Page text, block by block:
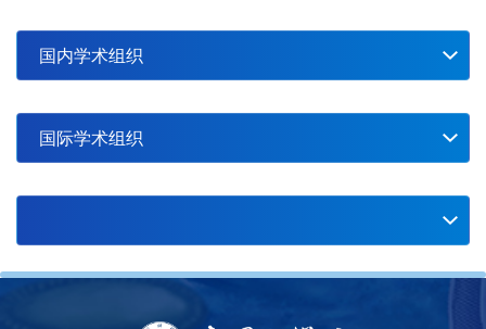
09
2026-02
门多萨）
09
2026-02
第五届国际地层学大会注册开启（2026.6.28-
7.3，苏州昆山）
30
第二届地质年代学暑期学校通知（2026.9.1-
28
2026中国天体生物学暨大洋洲天体生物学联合
会议（第三号通知）（2026.8.27-31，南京）
【格致论道】一座墓穴里发现了32具头盖骨，破案关键竟是这
国内学术组织
国际学术组织